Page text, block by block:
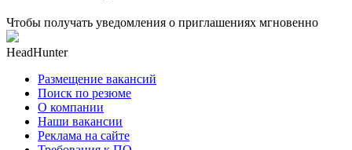
Чтобы получать уведомления о приглашениях мгновенно
HeadHunter
Размещение вакансий
Поиск по резюме
О компании
Наши вакансии
Реклама на сайте